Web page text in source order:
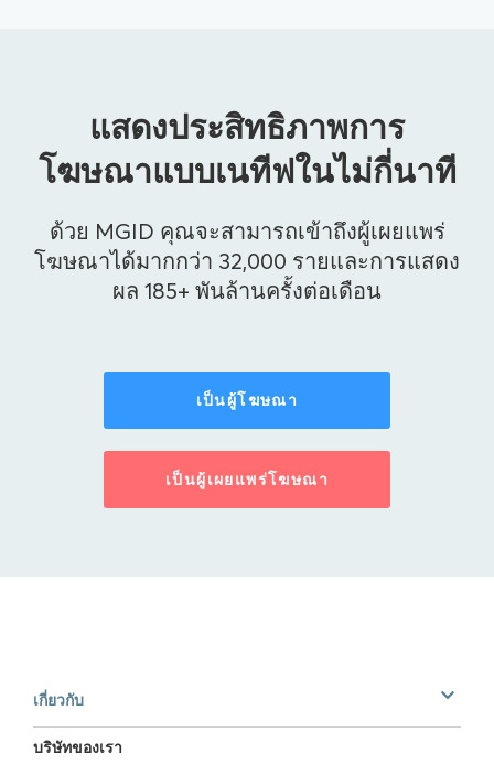
แสดงประสิทธิภาพการ
โฆษณาแบบเนทีฟในไม่กี่นาที
ด้วย MGID คุณจะสามารถเข้าถึงผู้เผยแพร่
โฆษณาได้มากกว่า 32,000 รายและการแสดง
ผล 185+ พันล้านครั้งต่อเดือน
เป็นผู้โฆษณา
เป็นผู้เผยแพร่โฆษณา
เกี่ยวกับ
บริษัทของเรา